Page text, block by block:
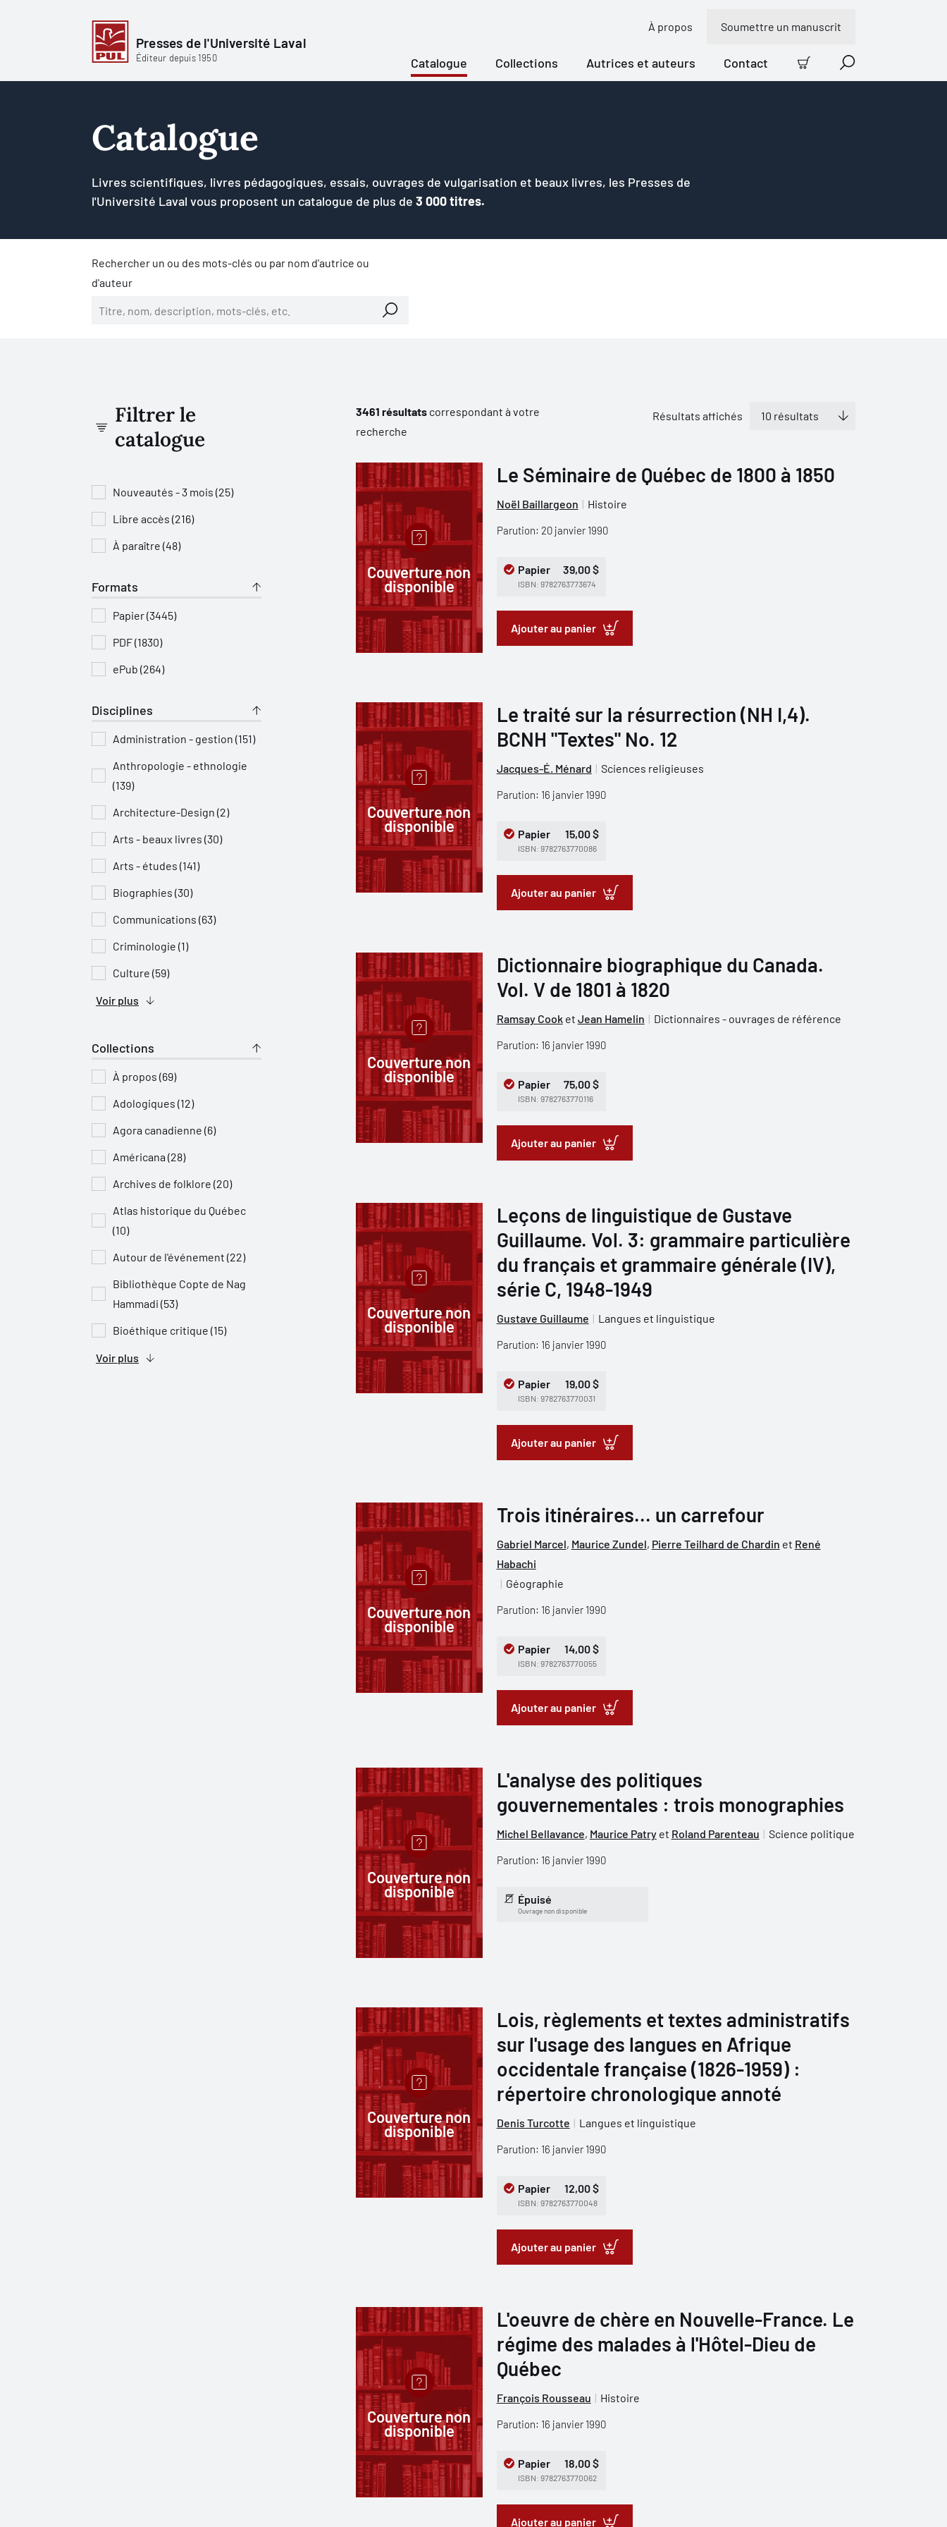
Presses de l'Université Laval
Éditeur depuis 1950
À propos Soumettre un manuscrit
Catalogue Collections Autrices et auteurs Contact
Panier Recherche
Catalogue
Livres scientifiques, livres pédagogiques, essais, ouvrages de vulgarisation et beaux livres, les Presses de
l'Université Laval vous proposent un catalogue de plus de 3 000 titres.
Rechercher un ou des mots-clés ou par nom d'autrice ou
d'auteur
Filtrer le
catalogue
Nouveautés - 3 mois (25)
Libre accès (216)
À paraître (48)
Formats
Papier (3445)
PDF (1830)
ePub (264)
Disciplines
Administration - gestion (151)
Anthropologie - ethnologie
(139)
Architecture-Design (2)
Arts - beaux livres (30)
Arts - études (141)
Biographies (30)
Communications (63)
Criminologie (1)
Culture (59)
Voir plus
Collections
À propos (69)
Adologiques (12)
Agora canadienne (6)
Américana (28)
Archives de folklore (20)
Atlas historique du Québec
(10)
Autour de l'événement (22)
Bibliothèque Copte de Nag
Hammadi (53)
Bioéthique critique (15)
Voir plus
3461 résultatscorrespondant à votre
recherche
Résultats affichés
Couverture non
disponible
Le Séminaire de Québec de 1800 à 1850
Noël Baillargeon Histoire
Parution: 20 janvier 1990
Papier 39,00 $
ISBN: 9782763773674
Ajouter au panier
Couverture non
disponible
Le traité sur la résurrection (NH I,4).
BCNH "Textes" No. 12
Jacques-É. Ménard Sciences religieuses
Parution: 16 janvier 1990
Papier 15,00 $
ISBN: 9782763770086
Ajouter au panier
Couverture non
disponible
Dictionnaire biographique du Canada.
Vol. V de 1801 à 1820
Ramsay Cooket Jean Hamelin Dictionnaires - ouvrages de référence
Parution: 16 janvier 1990
Papier 75,00 $
ISBN: 9782763770116
Ajouter au panier
Couverture non
disponible
Leçons de linguistique de Gustave
Guillaume. Vol. 3: grammaire particulière
du français et grammaire générale (IV),
série C, 1948-1949
Gustave Guillaume Langues et linguistique
Parution: 16 janvier 1990
Papier 19,00 $
ISBN: 9782763770031
Ajouter au panier
Couverture non
disponible
Trois itinéraires... un carrefour
Gabriel Marcel, Maurice Zundel, Pierre Teilhard de Chardin et René
Habachi
Géographie
Parution: 16 janvier 1990
Papier 14,00 $
ISBN: 9782763770055
Ajouter au panier
Couverture non
disponible
L'analyse des politiques
gouvernementales : trois monographies
Michel Bellavance, Maurice Patryet Roland Parenteau Science politique
Parution: 16 janvier 1990
Épuisé
Ouvrage non disponible
Couverture non
disponible
Lois, règlements et textes administratifs
sur l'usage des langues en Afrique
occidentale française (1826-1959) :
répertoire chronologique annoté
Denis Turcotte Langues et linguistique
Parution: 16 janvier 1990
Papier 12,00 $
ISBN: 9782763770048
Ajouter au panier
Couverture non
disponible
L'oeuvre de chère en Nouvelle-France. Le
régime des malades à l'Hôtel-Dieu de
Québec
François Rousseau Histoire
Parution: 16 janvier 1990
Papier 18,00 $
ISBN: 9782763770062
Ajouter au panier